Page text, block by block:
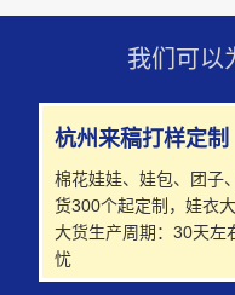
我们可以
杭州来稿打样定制
棉花娃娃、娃包、团子
货300个起定制，娃衣
大货生产周期：30天左
忧